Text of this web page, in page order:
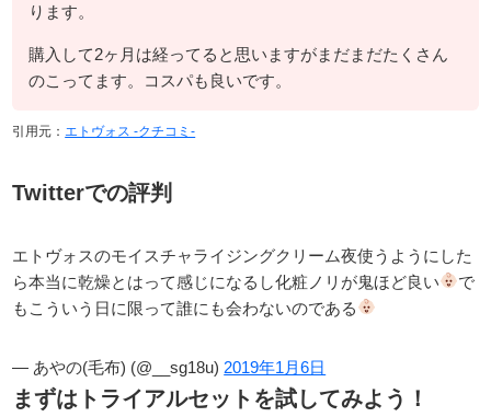
ります。
購入して2ヶ月は経ってると思いますがまだまだたくさん
のこってます。コスパも良いです。
引用元：エトヴォス -クチコミ-
Twitterでの評判
エトヴォスのモイスチャライジングクリーム夜使うようにした
ら本当に乾燥とはって感じになるし化粧ノリが鬼ほど良い
で
もこういう日に限って誰にも会わないのである
— あやの(毛布) (@__sg18u) 2019年1月6日
まずはトライアルセットを試してみよう！